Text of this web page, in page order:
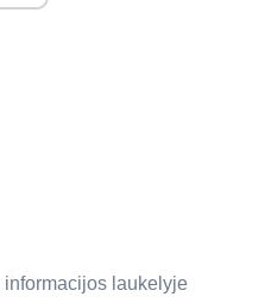
informacijos laukelyje